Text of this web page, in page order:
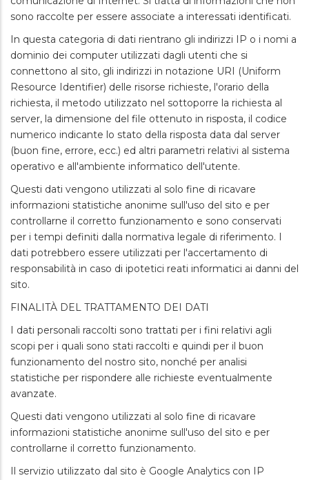
sono raccolte per essere associate a interessati identificati.
In questa categoria di dati rientrano gli indirizzi IP o i nomi a
dominio dei computer utilizzati dagli utenti che si
connettono al sito, gli indirizzi in notazione URI (Uniform
Resource Identifier) delle risorse richieste, l'orario della
richiesta, il metodo utilizzato nel sottoporre la richiesta al
server, la dimensione del file ottenuto in risposta, il codice
numerico indicante lo stato della risposta data dal server
(buon fine, errore, ecc.) ed altri parametri relativi al sistema
operativo e all'ambiente informatico dell'utente.
Questi dati vengono utilizzati al solo fine di ricavare
informazioni statistiche anonime sull'uso del sito e per
controllarne il corretto funzionamento e sono conservati
per i tempi definiti dalla normativa legale di riferimento. I
dati potrebbero essere utilizzati per l'accertamento di
responsabilità in caso di ipotetici reati informatici ai danni del
sito.
FINALITÀ DEL TRATTAMENTO DEI DATI
I dati personali raccolti sono trattati per i fini relativi agli
scopi per i quali sono stati raccolti e quindi per il buon
funzionamento del nostro sito, nonché per analisi
statistiche per rispondere alle richieste eventualmente
avanzate.
Questi dati vengono utilizzati al solo fine di ricavare
informazioni statistiche anonime sull'uso del sito e per
controllarne il corretto funzionamento.
Il servizio utilizzato dal sito è Google Analytics con IP